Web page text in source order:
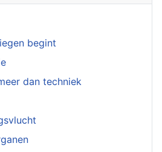
begint
dan techniek